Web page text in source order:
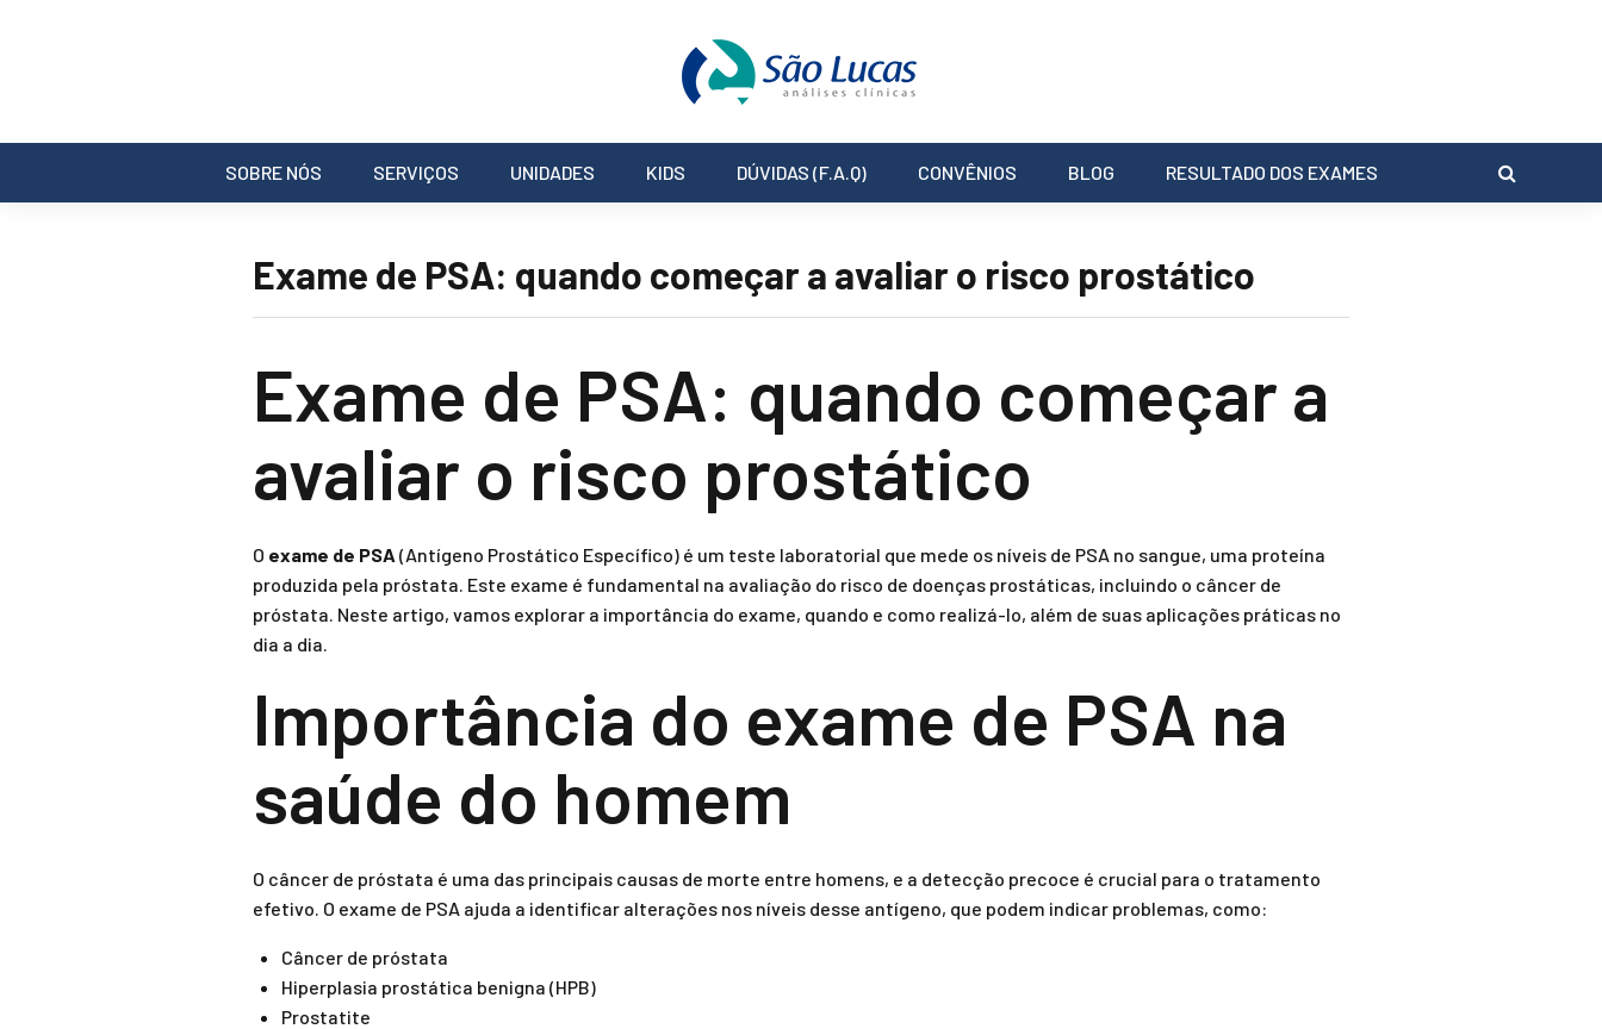
SOBRE NÓS SERVIÇOS UNIDADES KIDS DÚVIDAS (F.A.Q) CONVÊNIOS BLOG RESULTADO DOS EXAMES
Exame de PSA: quando começar a avaliar o risco prostático
Exame de PSA: quando começar a
avaliar o risco prostático
O exame de PSA (Antígeno Prostático Específico) é um teste laboratorial que mede os níveis de PSA no sangue, uma proteína
produzida pela próstata. Este exame é fundamental na avaliação do risco de doenças prostáticas, incluindo o câncer de
próstata. Neste artigo, vamos explorar a importância do exame, quando e como realizá-lo, além de suas aplicações práticas no
dia a dia.
Importância do exame de PSA na
saúde do homem
O câncer de próstata é uma das principais causas de morte entre homens, e a detecção precoce é crucial para o tratamento
efetivo. O exame de PSA ajuda a identificar alterações nos níveis desse antígeno, que podem indicar problemas, como:
Câncer de próstata
Hiperplasia prostática benigna (HPB)
Prostatite